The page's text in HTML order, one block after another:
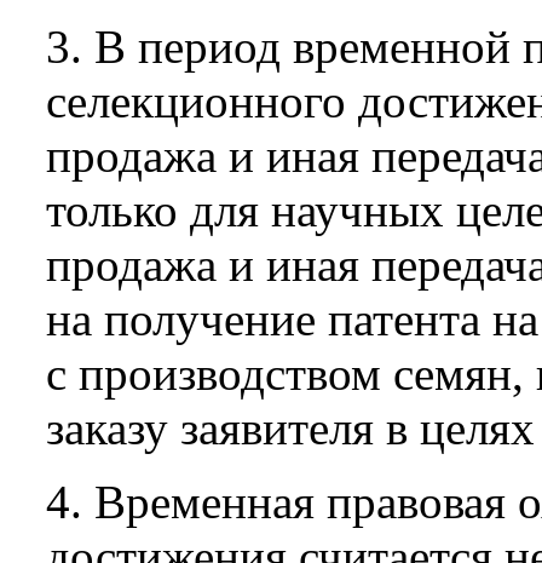
3. В период временной
селекционного
продажа и иная
только для научных
продажа и иная
на получение патента
с производством
заказу заявителя в
4. Временная правовая